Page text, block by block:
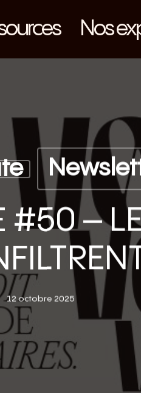
Nos
#50 –
12 octobre 2025